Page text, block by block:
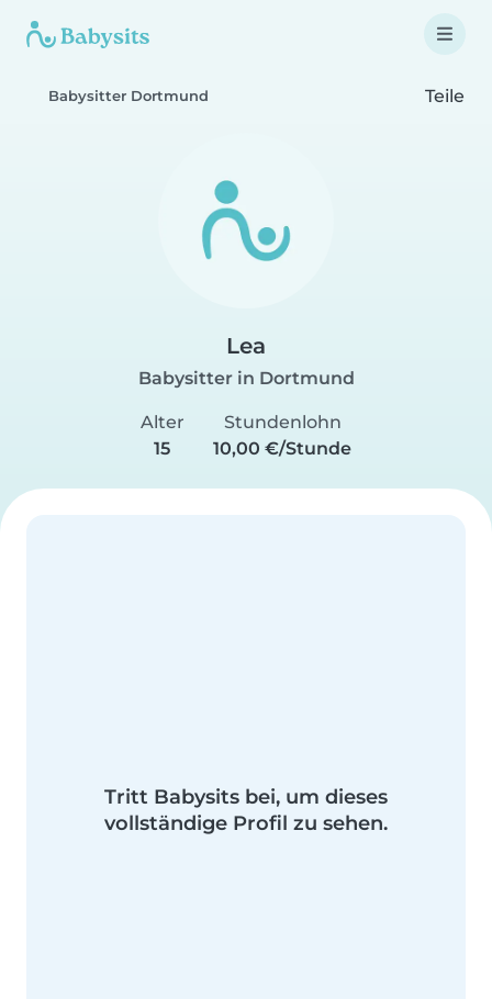
Babysitter Dortmund Teile
Lea
Babysitter in Dortmund
Alter
15
Stundenlohn
10,00 €/Stunde
Tritt Babysits bei, um dieses
vollständige Profil zu sehen.